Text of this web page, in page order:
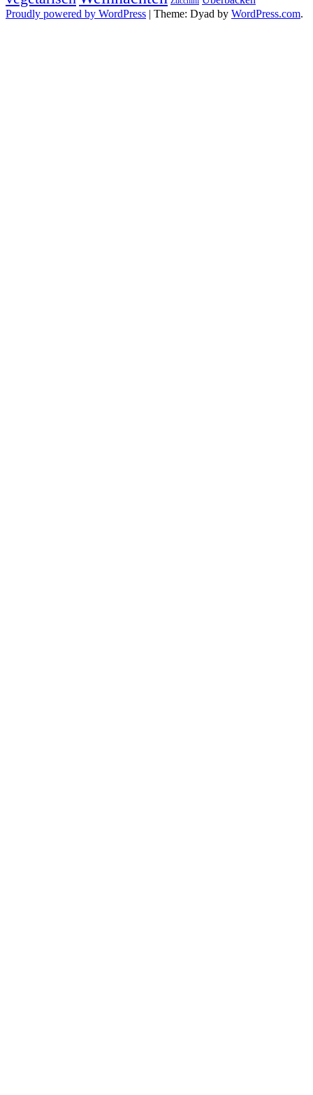
Proudly powered by WordPress | Theme: Dyad by WordPress.com.